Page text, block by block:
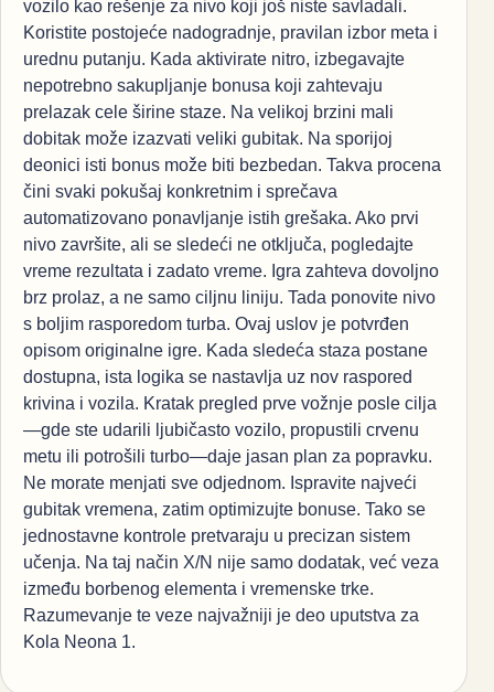
vozilo kao rešenje za nivo koji još niste savladali.
Koristite postojeće nadogradnje, pravilan izbor meta i
urednu putanju. Kada aktivirate nitro, izbegavajte
nepotrebno sakupljanje bonusa koji zahtevaju
prelazak cele širine staze. Na velikoj brzini mali
dobitak može izazvati veliki gubitak. Na sporijoj
deonici isti bonus može biti bezbedan. Takva procena
čini svaki pokušaj konkretnim i sprečava
automatizovano ponavljanje istih grešaka. Ako prvi
nivo završite, ali se sledeći ne otključa, pogledajte
vreme rezultata i zadato vreme. Igra zahteva dovoljno
brz prolaz, a ne samo ciljnu liniju. Tada ponovite nivo
s boljim rasporedom turba. Ovaj uslov je potvrđen
opisom originalne igre. Kada sledeća staza postane
dostupna, ista logika se nastavlja uz nov raspored
krivina i vozila. Kratak pregled prve vožnje posle cilja
—gde ste udarili ljubičasto vozilo, propustili crvenu
metu ili potrošili turbo—daje jasan plan za popravku.
Ne morate menjati sve odjednom. Ispravite najveći
gubitak vremena, zatim optimizujte bonuse. Tako se
jednostavne kontrole pretvaraju u precizan sistem
učenja. Na taj način X/N nije samo dodatak, već veza
između borbenog elementa i vremenske trke.
Razumevanje te veze najvažniji je deo uputstva za
Kola Neona 1.